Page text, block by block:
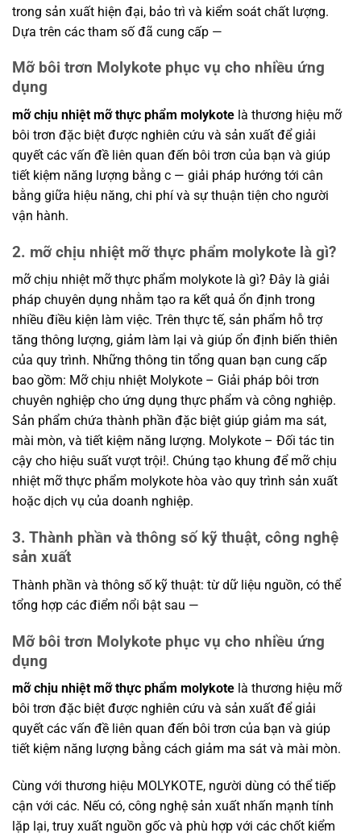
trong sản xuất hiện đại, bảo trì và kiểm soát chất lượng.
Dựa trên các tham số đã cung cấp —
Mỡ bôi trơn Molykote phục vụ cho nhiều ứng
dụng
mỡ chịu nhiệt mỡ thực phẩm molykote là thương hiệu mỡ
bôi trơn đặc biệt được nghiên cứu và sản xuất để giải
quyết các vấn đề liên quan đến bôi trơn của bạn và giúp
tiết kiệm năng lượng bằng c — giải pháp hướng tới cân
bằng giữa hiệu năng, chi phí và sự thuận tiện cho người
vận hành.
2. mỡ chịu nhiệt mỡ thực phẩm molykote là gì?
mỡ chịu nhiệt mỡ thực phẩm molykote là gì? Đây là giải
pháp chuyên dụng nhằm tạo ra kết quả ổn định trong
nhiều điều kiện làm việc. Trên thực tế, sản phẩm hỗ trợ
tăng thông lượng, giảm làm lại và giúp ổn định biến thiên
của quy trình. Những thông tin tổng quan bạn cung cấp
bao gồm: Mỡ chịu nhiệt Molykote – Giải pháp bôi trơn
chuyên nghiệp cho ứng dụng thực phẩm và công nghiệp.
Sản phẩm chứa thành phần đặc biệt giúp giảm ma sát,
mài mòn, và tiết kiệm năng lượng. Molykote – Đối tác tin
cậy cho hiệu suất vượt trội!. Chúng tạo khung để mỡ chịu
nhiệt mỡ thực phẩm molykote hòa vào quy trình sản xuất
hoặc dịch vụ của doanh nghiệp.
3. Thành phần và thông số kỹ thuật, công nghệ
sản xuất
Thành phần và thông số kỹ thuật: từ dữ liệu nguồn, có thể
tổng hợp các điểm nổi bật sau —
Mỡ bôi trơn Molykote phục vụ cho nhiều ứng
dụng
mỡ chịu nhiệt mỡ thực phẩm molykote là thương hiệu mỡ
bôi trơn đặc biệt được nghiên cứu và sản xuất để giải
quyết các vấn đề liên quan đến bôi trơn của bạn và giúp
tiết kiệm năng lượng bằng cách giảm ma sát và mài mòn.
Cùng với thương hiệu MOLYKOTE, người dùng có thể tiếp
cận với các. Nếu có, công nghệ sản xuất nhấn mạnh tính
lặp lại, truy xuất nguồn gốc và phù hợp với các chốt kiểm